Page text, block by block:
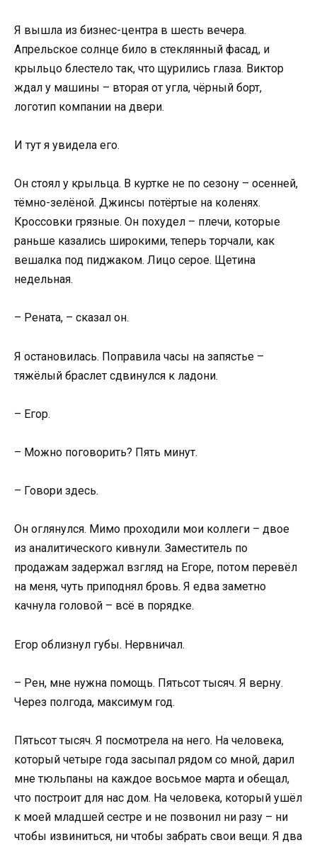
Я вышла из бизнес-центра в шесть вечера.
Апрельское солнце било в стеклянный фасад, и
крыльцо блестело так, что щурились глаза. Виктор
ждал у машины – вторая от угла, чёрный борт,
логотип компании на двери.
И тут я увидела его.
Он стоял у крыльца. В куртке не по сезону – осенней,
тёмно-зелёной. Джинсы потёртые на коленях.
Кроссовки грязные. Он похудел – плечи, которые
раньше казались широкими, теперь торчали, как
вешалка под пиджаком. Лицо серое. Щетина
недельная.
– Рената, – сказал он.
Я остановилась. Поправила часы на запястье –
тяжёлый браслет сдвинулся к ладони.
– Егор.
– Можно поговорить? Пять минут.
– Говори здесь.
Он оглянулся. Мимо проходили мои коллеги – двое
из аналитического кивнули. Заместитель по
продажам задержал взгляд на Егоре, потом перевёл
на меня, чуть приподнял бровь. Я едва заметно
качнула головой – всё в порядке.
Егор облизнул губы. Нервничал.
– Рен, мне нужна помощь. Пятьсот тысяч. Я верну.
Через полгода, максимум год.
Пятьсот тысяч. Я посмотрела на него. На человека,
который четыре года засыпал рядом со мной, дарил
мне тюльпаны на каждое восьмое марта и обещал,
что построит для нас дом. На человека, который ушёл
к моей младшей сестре и не позвонил ни разу – ни
чтобы извиниться, ни чтобы забрать свои вещи. Я два